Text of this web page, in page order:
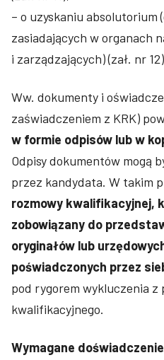
– o uzyskaniu absolutorium
zasiadających w organach
i zarządzających) (zał. nr
Ww. dokumenty i
zaświadczeniem z KRK)
w formie odpisów lub w
Odpisy dokumentów mogą
przez kandydata. W takim
rozmowy kwalifikacyjnej,
zobowiązany do
oryginałów lub
poświadczonych przez
pod rygorem wykluczenia z
kwalifikacyjnego.
Wymagane